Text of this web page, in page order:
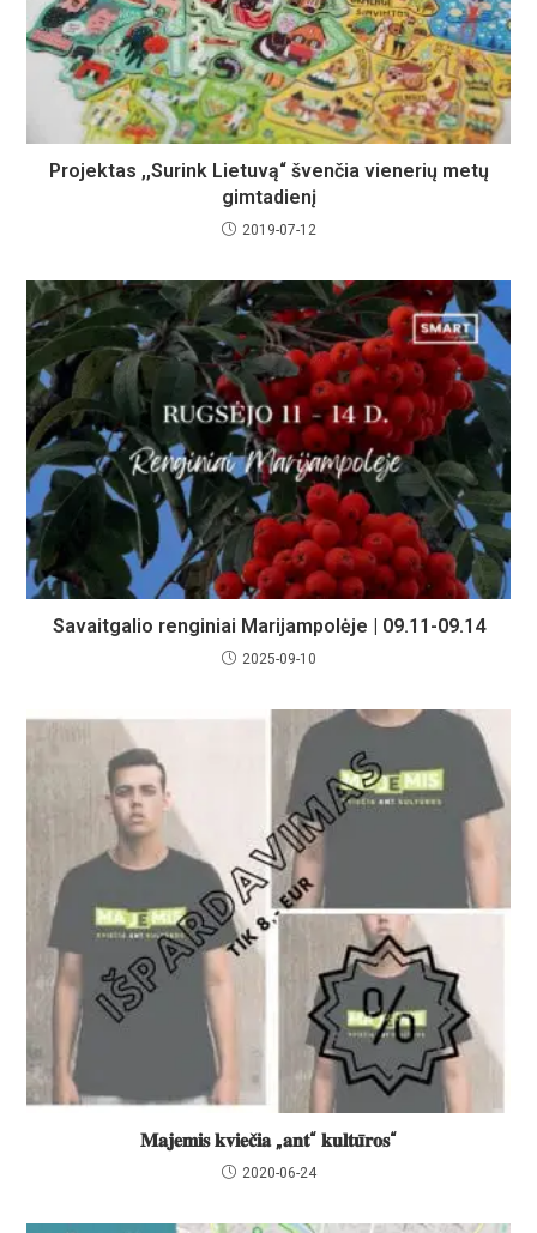
Projektas ,,Surink Lietuvą“ švenčia vienerių metų
gimtadienį
2019-07-12
Savaitgalio renginiai Marijampolėje | 09.11-09.14
2025-09-10
𝐌𝐚𝐣𝐞𝐦𝐢𝐬 𝐤𝐯𝐢𝐞𝐜̌𝐢𝐚 „𝐚𝐧𝐭“ 𝐤𝐮𝐥𝐭𝐮̄𝐫𝐨𝐬“
2020-06-24